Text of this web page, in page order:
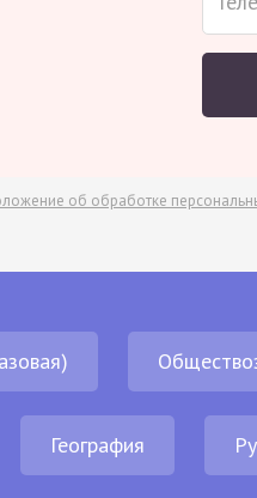
об обработке
География